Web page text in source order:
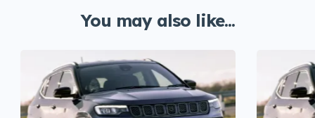
You may also like...